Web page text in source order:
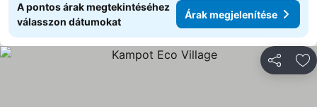
A pontos árak megtekintéséhez
válasszon dátumokat
Árak megjelenítése